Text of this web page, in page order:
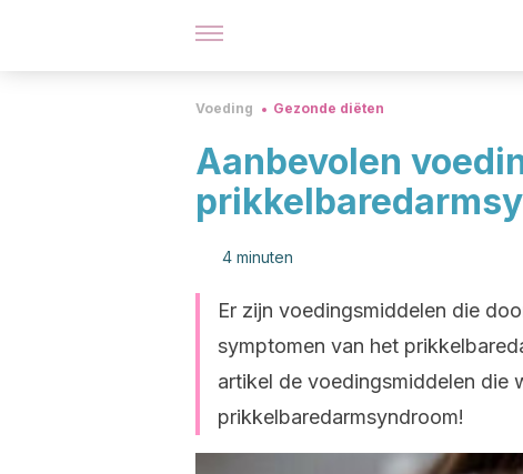
Voeding Gezonde diëten
Aanbevolen
4 minuten
Er zijn voedingsmiddelen die
symptomen van het
artikel de voedingsmiddelen die
prikkelbaredarmsyndroom!